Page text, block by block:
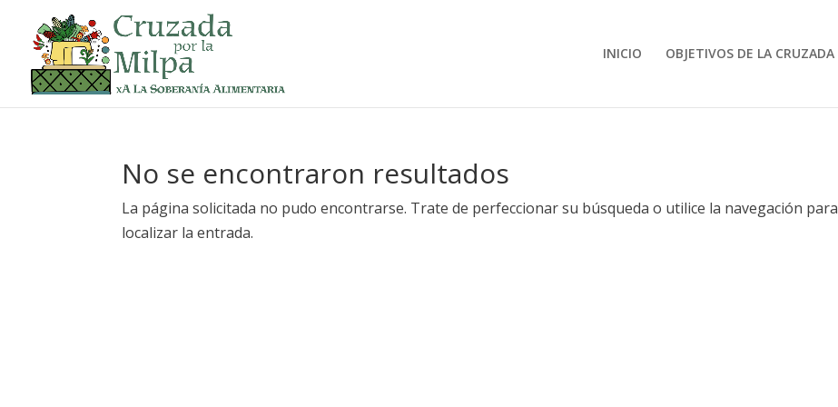
INICIO OBJETIVOS DE LA CRUZADA
No se encontraron resultados
La página solicitada no pudo encontrarse. Trate de perfeccionar su búsqueda o utilice la navegación para
localizar la entrada.